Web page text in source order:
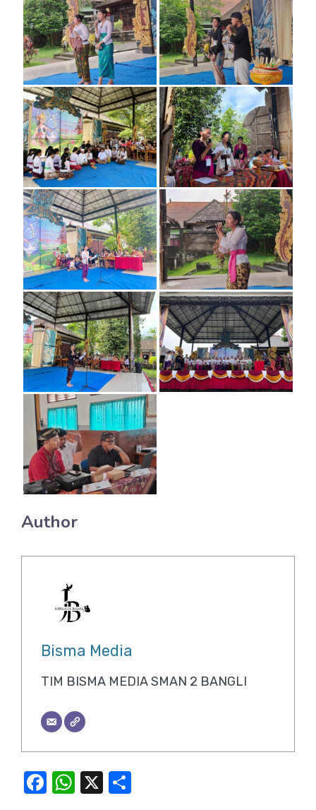
Author
Bisma Media
TIM BISMA MEDIA SMAN 2 BANGLI
F
W X